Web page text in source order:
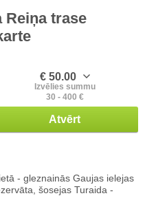
Reiņa trase
€ 50.00
Izvēlies summu
30 - 400 €
Atvērt
- gleznainās Gaujas ielejas
šosejas Turaida -